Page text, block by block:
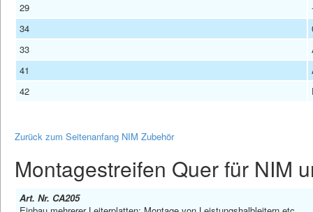
29
34
33
41
42
Zurück zum Seitenanfang NIM Zubehör
Montagestreifen Quer für NIM
Art. Nr. CA205